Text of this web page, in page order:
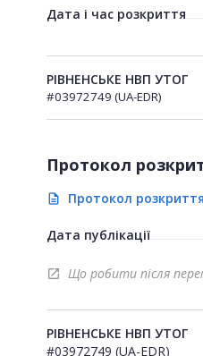
Дата і час розкриття
РІВНЕНСЬКЕ НВП УТОГ
#03972749 (UA-EDR)
Протокол
description Протокол
Дата публікації
open_in_new Що робити після
РІВНЕНСЬКЕ НВП УТОГ
#03972749 (UA-EDR)